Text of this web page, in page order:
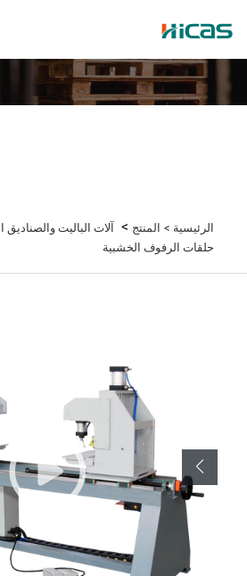
الرئيسية > المنتج >آلات الباليت والصناديق
حلقات الرفوف الخشبية